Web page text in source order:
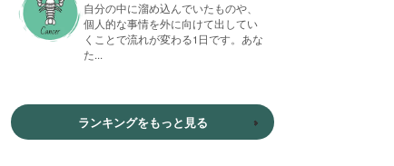
自分の中に溜め込んでいたものや、
個人的な事情を外に向けて出してい
くことで流れが変わる1日です。あな
た...
ランキングをもっと見る